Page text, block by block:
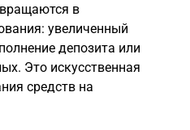
в
увеличенный
депозита или
Это искусственная
средств на